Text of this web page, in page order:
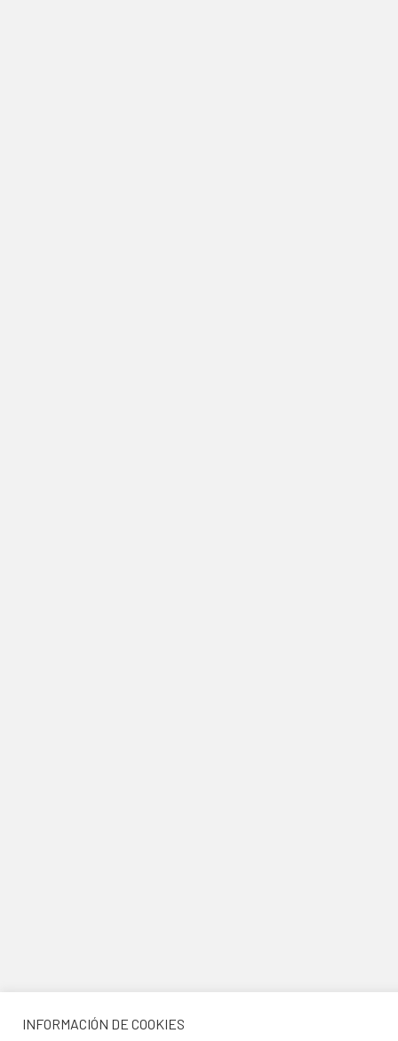
INFORMACIÓN DE COOKIES